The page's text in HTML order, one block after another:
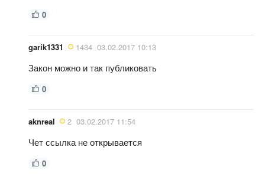
0
garik1331 1434 03.02.2017 10:13
Закон можно и так публиковать
0
aknreal 2 03.02.2017 11:54
Чет ссылка не открывается
0